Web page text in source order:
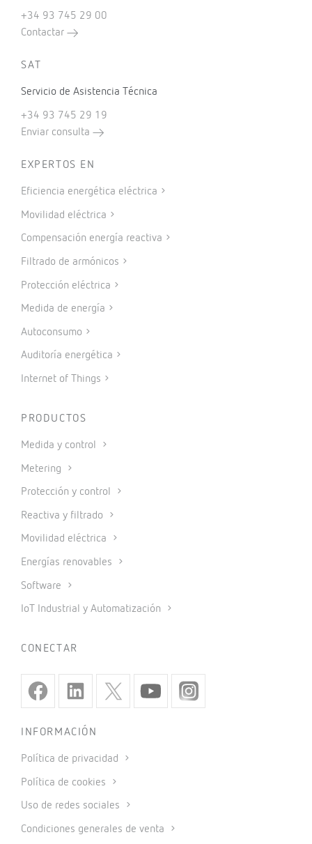
+34 93 745 29 00
Contactar
SAT
Servicio de Asistencia Técnica
+34 93 745 29 19
Enviar consulta
EXPERTOS EN
Eficiencia energética eléctrica
Movilidad eléctrica
Compensación energía reactiva
Filtrado de armónicos
Protección eléctrica
Medida de energía
Autoconsumo
Auditoría energética
Internet of Things
PRODUCTOS
Medida y control
Metering
Protección y control
Reactiva y filtrado
Movilidad eléctrica
Energías renovables
Software
IoT Industrial y Automatización
CONECTAR
INFORMACIÓN
Política de privacidad
Política de cookies
Uso de redes sociales
Condiciones generales de venta